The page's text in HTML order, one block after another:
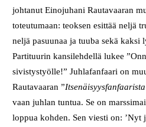
johtanut Einojuhani Rautavaaran
toteutumaan: teoksen esittää neljä
neljä pasuunaa ja tuuba sekä kaksi
Partituurin kansilehdellä lukee
sivistystyölle!” Juhlafanfaari on
Rautavaaran ”
vaan juhlan tuntua. Se on
loppua kohden. Sen viesti on: ’Nyt